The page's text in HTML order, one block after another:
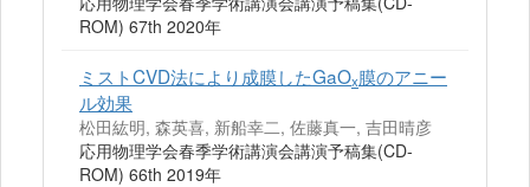
ROM) 67th 2020年
ミストCVD法により成膜したGaOx膜のアニー
ル効果
松田紘明, 森英喜, 新船幸二, 佐藤真一, 吉田晴彦
応用物理学会春季学術講演会講演予稿集(CD-
ROM) 66th 2019年